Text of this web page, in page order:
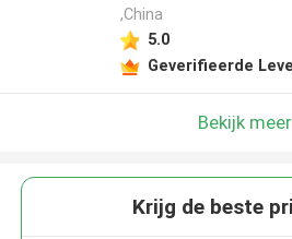
,China
5.0
Geverifieerde
Bekijk meer
Krijg de beste